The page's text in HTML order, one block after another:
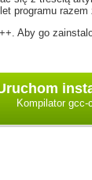
programu
Aby go
Kompilator gcc-